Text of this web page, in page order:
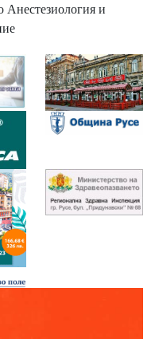
Анестезиология и